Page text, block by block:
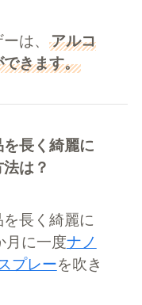
は、 アルコ
きます。
長く綺麗に
は？
長く綺麗に
月に一度ナノ
プレーを吹き